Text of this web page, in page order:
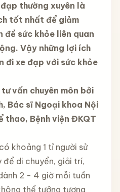
thường xuyên là
tốt nhất để giảm
đề sức khỏe liên quan
Vậy những lợi ích
đi xe đạp với sức khỏe
vấn chuyên môn bởi
Bác sĩ Ngoại khoa Nội
thao, Bệnh viện ĐKQT
khoảng 1 tỉ người sử
để di chuyển, giải trí,
2 - 4 giờ mỗi tuần
thể tưởng tượng